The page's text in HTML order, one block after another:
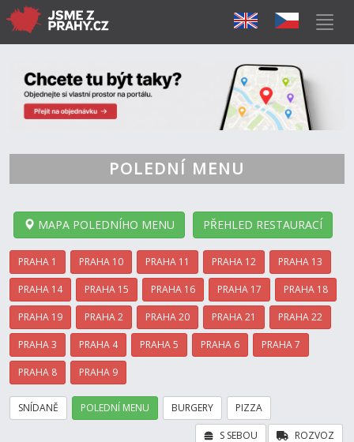
POLEDNÍ MENU
MAPA POLEDNÍHO MENU PŘEHLED RESTAURACÍ
PRAHA 1 PRAHA 10 PRAHA 11 PRAHA 12 PRAHA 13
PRAHA 14 PRAHA 15 PRAHA 16 PRAHA 17 PRAHA 18
PRAHA 19 PRAHA 2 PRAHA 20 PRAHA 21 PRAHA 22
PRAHA 3 PRAHA 4 PRAHA 5 PRAHA 6 PRAHA 7
PRAHA 8 PRAHA 9
SNÍDANĚ POLEDNÍ MENU BURGERY PIZZA
ROZVOZ
S SEBOU